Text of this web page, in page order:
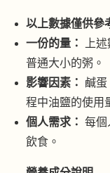
以上數據僅供參
一份的量：
上
普通大小的粥。
影響因素：
鹹蛋
程中油鹽的使用
個人需求： 每個
飲食。